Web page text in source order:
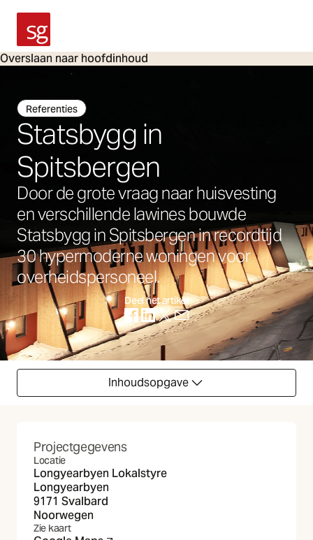
Overslaan naar hoofdinhoud
SG Armaturen
Referenties
Statsbygg in
Spitsbergen
Door de grote vraag naar huisvesting
en verschillende lawines bouwde
Statsbygg in Spitsbergen in recordtijd
30 hypermoderne woningen voor
overheidspersoneel.
Deel het artikel
(Opent in nieuw tabblad)
(Opent in nieuw tabblad)
(Opent in nieuw tabblad)
(Opent in nieuw tabblad)
Inhoudsopgave
Projectgegevens
Locatie
Longyearbyen Lokalstyre
Longyearbyen
9171 Svalbard
Noorwegen
Zie kaart